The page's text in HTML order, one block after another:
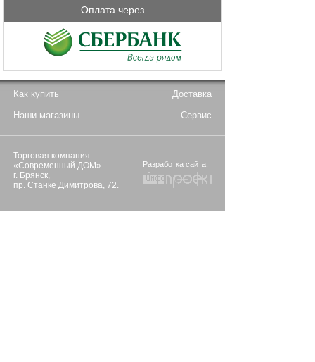
Оплата через
Как купить
Доставка
Наши магазины
Сервис
Торговая компания
«Современный ДОМ»
г. Брянск,
пр. Станке Димитрова, 72.
Разработка сайта: